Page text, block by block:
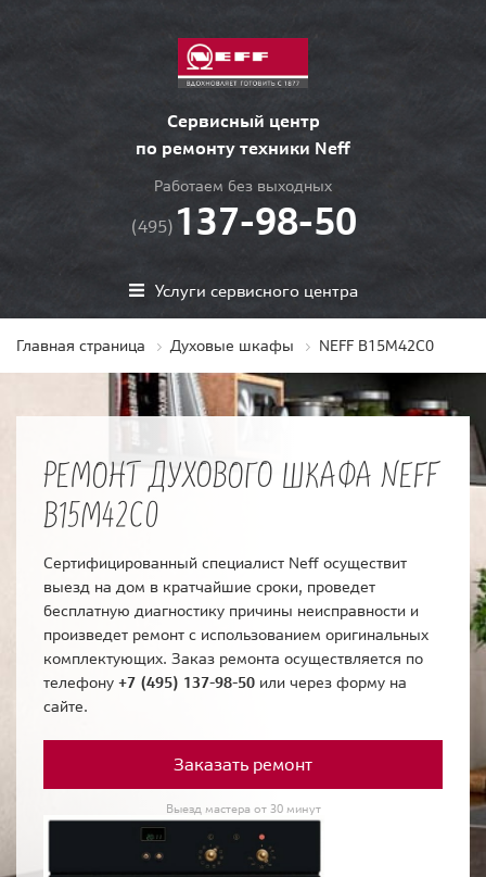
Сервисный центр
по ремонту техники Neff
Работаем без выходных
(495) 137-98-50
Услуги сервисного центра
Главная страница Духовые шкафы NEFF B15M42C0
РЕМОНТ ДУХОВОГО ШКАФА NEFF
B15M42C0
Сертифицированный специалист Neff осуществит
выезд на дом в кратчайшие сроки, проведет
бесплатную диагностику причины неисправности и
произведет ремонт с использованием оригинальных
комплектующих. Заказ ремонта осуществляется по
телефону +7 (495) 137-98-50 или через форму на
сайте.
Заказать ремонт
Выезд мастера от 30 минут